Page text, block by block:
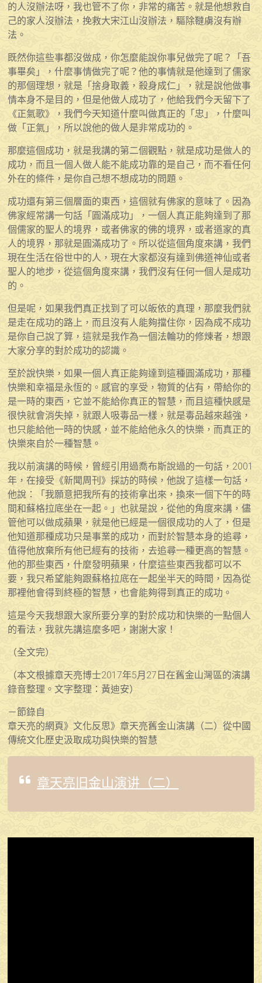
的人沒辦法呀，我也管不了你，非常的痛苦。就是他想救自
己的家人沒辦法，挽救大宋江山沒辦法，驅除韃虜沒有辦
法。
既然你這些事都沒做成，你怎麼能說你事兒做完了呢？「吾
事畢矣」，什麼事情做完了呢？他的事情就是他達到了儒家
的那個理想，就是「捨身取義，殺身成仁」，就是說他做事
情本身不是目的，但是他做人成功了，他給我們今天留下了
《正氣歌》，我們今天知道什麼叫做真正的「忠」，什麼叫
做「正氣」，所以說他的做人是非常成功的。
那麼這個成功，就是我講的第二個觀點，就是成功是做人的
成功，而且一個人做人能不能成功靠的是自己，而不看任何
外在的條件，是你自己想不想成功的問題。
成功還有第三個層面的東西，這個就有佛家的意味了。因為
佛家經常講一句話「圓滿成功」，一個人真正能夠達到了那
個儒家的聖人的境界，或者佛家的佛的境界，或者道家的真
人的境界，那就是圓滿成功了。所以從這個角度來講，我們
現在生活在俗世中的人，現在大家都沒有達到佛道神仙或者
聖人的地步，從這個角度來講，我們沒有任何一個人是成功
的。
但是呢，如果我們真正找到了可以皈依的真理，那麼我們就
是走在成功的路上，而且沒有人能夠擋住你，因為成不成功
是你自己說了算，這就是我作為一個法輪功的修煉者，想跟
大家分享的對於成功的認識。
至於說快樂，如果一個人真正能夠達到這種圓滿成功，那種
快樂和幸福是永恆的。感官的享受，物質的佔有，帶給你的
是一時的東西，它並不能給你真正的智慧，而且這種快感是
很快就會消失掉，就跟人吸毒品一樣，就是毒品越來越強，
也只能給他一時的快感，並不能給他永久的快樂，而真正的
快樂來自於一種智慧。
我以前演講的時候，曾經引用過喬布斯說過的一句話，2001
年，在接受《新聞周刊》採訪的時候，他說了這樣一句話，
他說：「我願意把我所有的技術拿出來，換來一個下午的時
間和蘇格拉底坐在一起。」也就是說，從他的角度來講，儘
管他可以做成蘋果，就是他已經是一個很成功的人了，但是
他知道那種成功只是事業的成功，而對於智慧本身的追尋，
值得他放棄所有他已經有的技術，去追尋一種更高的智慧。
他的那些東西，什麼發明蘋果，什麼這些東西我都可以不
要，我只希望能夠跟蘇格拉底在一起坐半天的時間，因為從
那裡他會得到終極的智慧，也會能夠得到真正的成功。
這是今天我想跟大家所要分享的對於成功和快樂的一點個人
的看法，我就先講這麼多吧，謝謝大家！
（全文完）
（本文根據章天亮博士2017年5月27日在舊金山灣區的演講
錄音整理。文字整理：黃迪安）
－節錄自
章天亮的網頁》文化反思》章天亮舊金山演講（二）從中國
傳統文化歷史汲取成功與快樂的智慧
章天亮旧金山演讲（二）